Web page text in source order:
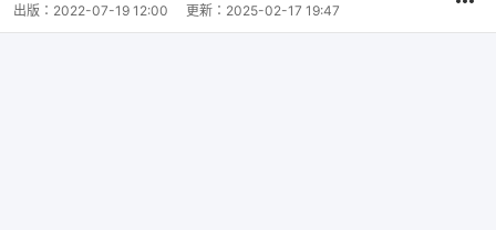
出版： 2022-07-19 12:00 更新： 2025-02-17 19:47